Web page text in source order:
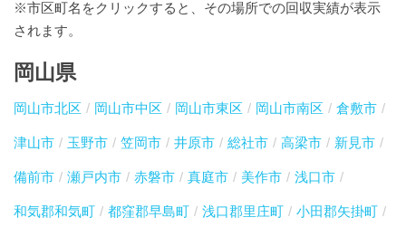
※市区町名をクリックすると、その場所での回収実績が表示
されます。
岡山県
岡山市北区 岡山市中区 岡山市東区 岡山市南区 倉敷市
津山市 玉野市 笠岡市 井原市 総社市 高梁市 新見市
備前市 瀬戸内市 赤磐市 真庭市 美作市 浅口市
和気郡和気町 都窪郡早島町 浅口郡里庄町 小田郡矢掛町